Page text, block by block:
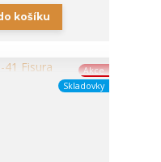
košíku
Akce
Skladovky